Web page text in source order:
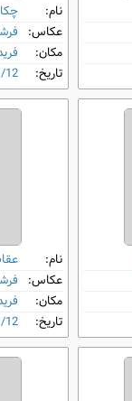
نام:
عکاس:
مکان:
تاریخ:
12
نام:
عکاس:
مکان:
تاریخ:
12